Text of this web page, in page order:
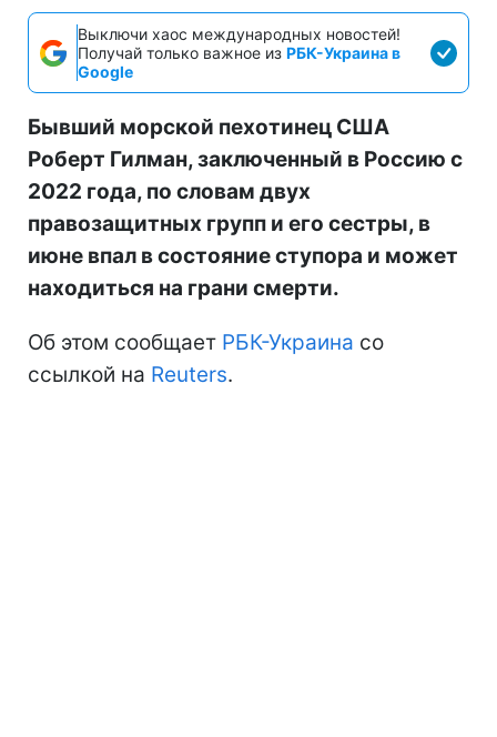
Выключи хаос международных новостей!
Получай только важное из РБК-Украина в
Google
Бывший морской пехотинец США
Роберт Гилман, заключенный в Россию с
2022 года, по словам двух
правозащитных групп и его сестры, в
июне впал в состояние ступора и может
находиться на грани смерти.
Об этом сообщает РБК-Украина со
ссылкой на Reuters.